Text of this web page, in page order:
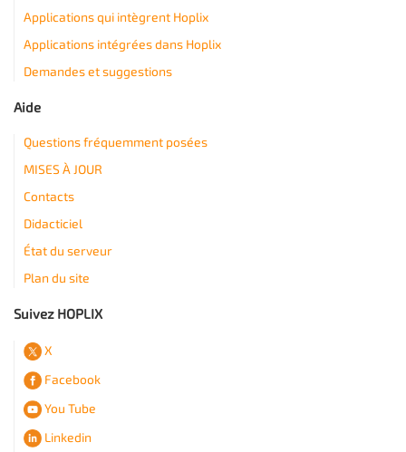
Applications qui intègrent Hoplix
Applications intégrées dans Hoplix
Demandes et suggestions
Aide
Questions fréquemment posées
MISES À JOUR
Contacts
Didacticiel
État du serveur
Plan du site
Suivez HOPLIX
X
Facebook
You Tube
Linkedin